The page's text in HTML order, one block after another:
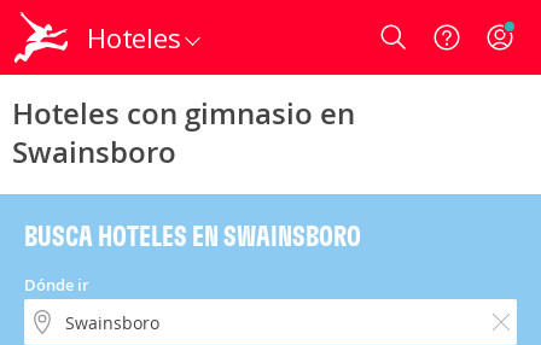
Hoteles Login
Hoteles con gimnasio en
Swainsboro
BUSCA HOTELES EN SWAINSBORO
Dónde ir